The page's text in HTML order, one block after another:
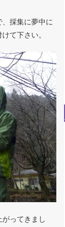
採集に夢中に
て下さい。
ってきまし